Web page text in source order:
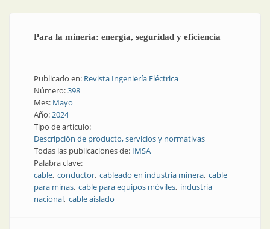
Para la minería: energía, seguridad y eficiencia
Publicado en: Revista Ingeniería Eléctrica
Número:398
Mes: Mayo
Año:2024
Tipo de artículo:
Descripción de producto, servicios y normativas
Todas las publicaciones de: IMSA
Palabra clave:
cable conductor cableado en industria minera cable
para minas cable para equipos móviles industria
nacional cable aislado